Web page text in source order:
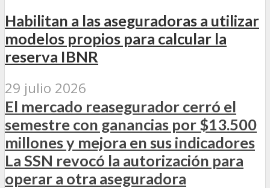
Habilitan a las aseguradoras a utilizar
modelos propios para calcular la
reserva IBNR
29 julio 2026
El mercado reasegurador cerró el
semestre con ganancias por $13.500
millones y mejora en sus indicadores
La SSN revocó la autorización para
operar a otra aseguradora